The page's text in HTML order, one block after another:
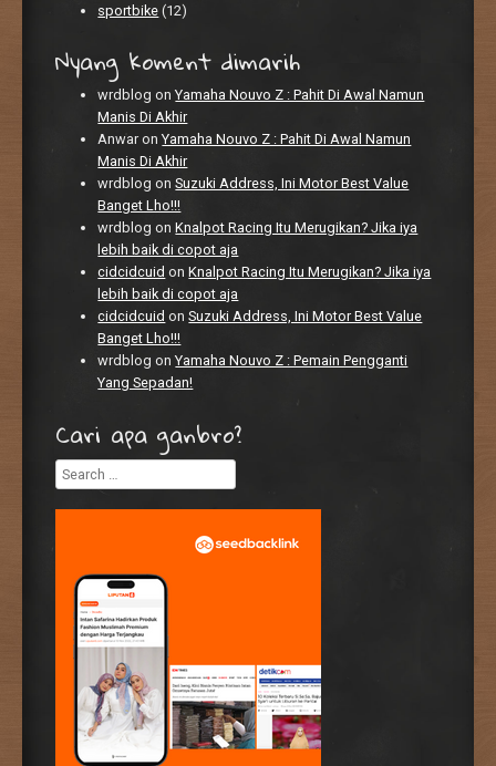
sportbike (12)
Nyang koment dimarih
wrdblog onYamaha Nouvo Z : Pahit Di Awal Namun
Manis Di Akhir
Anwar onYamaha Nouvo Z : Pahit Di Awal Namun
Manis Di Akhir
wrdblog onSuzuki Address, Ini Motor Best Value
Banget Lho!!!
wrdblog onKnalpot Racing Itu Merugikan? Jika iya
lebih baik di copot aja
cidcidcuid onKnalpot Racing Itu Merugikan? Jika iya
lebih baik di copot aja
cidcidcuid onSuzuki Address, Ini Motor Best Value
Banget Lho!!!
wrdblog onYamaha Nouvo Z : Pemain Pengganti
Yang Sepadan!
Cari apa ganbro?
Search